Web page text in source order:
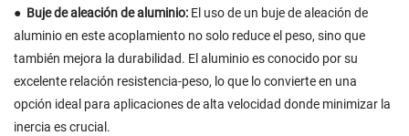
● Buje de aleación de aluminio: El uso de un buje de aleación de
aluminio en este acoplamiento no solo reduce el peso, sino que
también mejora la durabilidad. El aluminio es conocido por su
excelente relación resistencia-peso, lo que lo convierte en una
opción ideal para aplicaciones de alta velocidad donde minimizar la
inercia es crucial.